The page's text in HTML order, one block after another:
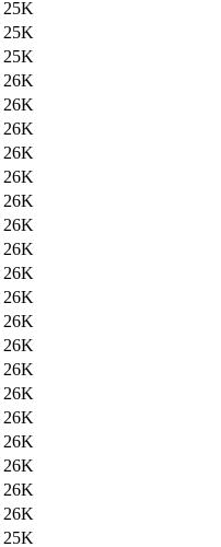
25K
25K
25K
26K
26K
26K
26K
26K
26K
26K
26K
26K
26K
26K
26K
26K
26K
26K
26K
26K
26K
26K
25K